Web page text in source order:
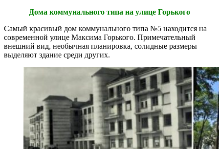
Дома коммунального типа на улице Горького
Самый красивый дом коммунального типа №5 находится на
современной улице Максима Горького. Примечательный
внешний вид, необычная планировка, солидные размеры
выделяют здание среди других.